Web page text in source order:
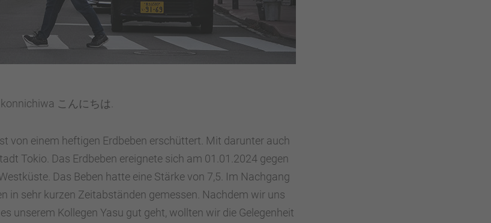
こんにちは.
von einem heftigen Erdbeben erschüttert. Mit darunter auch
Tokio. Das Erdbeben ereignete sich am 01.01.2024 gegen
Das Beben hatte eine Stärke von 7,5. Im Nachgang
in sehr kurzen Zeitabständen gemessen. Nachdem wir uns
unserem Kollegen Yasu gut geht, wollten wir die Gelegenheit